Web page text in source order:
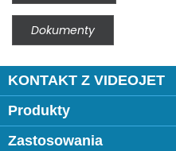
Dokumenty
KONTAKT Z VIDEOJET
Produkty
Zastosowania